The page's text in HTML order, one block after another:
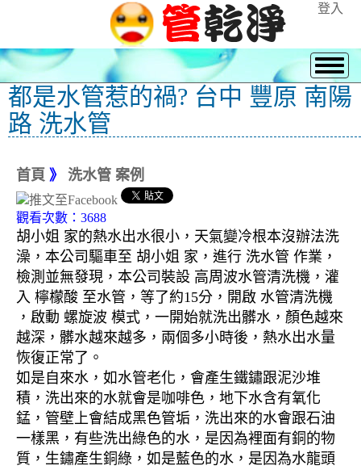
登入
都是水管惹的禍? 台中 豐原 南陽
路 洗水管
首頁 》 洗水管 案例
觀看次數：3688
胡小姐 家的熱水出水很小，天氣變冷根本沒辦法洗
澡，本公司驅車至 胡小姐 家，進行 洗水管 作業，
檢測並無發現，本公司裝設 高周波水管清洗機，灌
入 檸檬酸 至水管，等了約15分，開啟 水管清洗機
，啟動 螺旋波 模式，一開始就洗出髒水，顏色越來
越深，髒水越來越多，兩個多小時後，熱水出水量
恢復正常了。
如是自來水，如水管老化，會產生鐵鏽跟泥沙堆
積，洗出來的水就會是咖啡色，地下水含有氧化
錳，管壁上會結成黑色管垢，洗出來的水會跟石油
一樣黑，有些洗出綠色的水，是因為裡面有銅的物
質，生鏽產生銅綠，如是藍色的水，是因為水龍頭